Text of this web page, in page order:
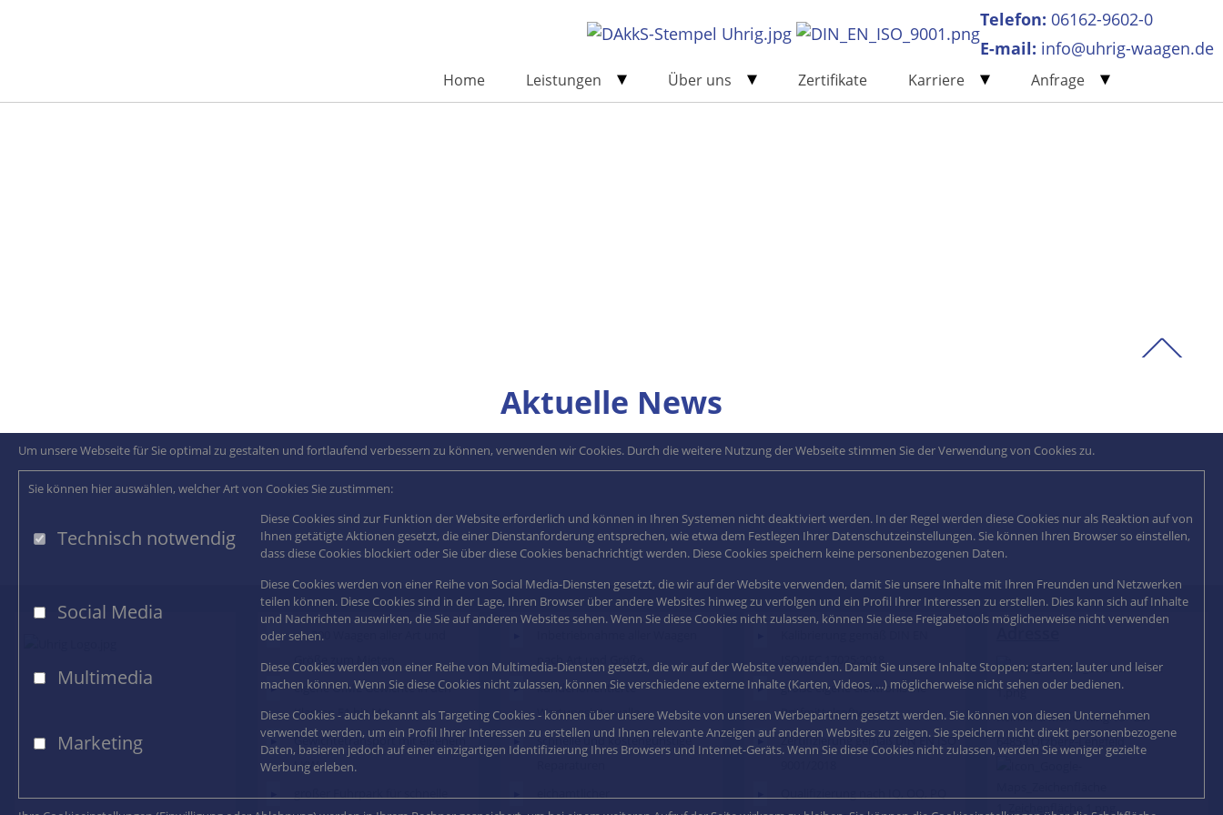
Telefon: 06162-9602-0
E-mail: info@uhrig-waagen.de
Home Leistungen Über uns Zertifikate Karriere Anfrage
Aktuelle News
ca. 300 Waagen aller Art und
Größe zum Mieten
eigene OIML Gewichte in den
Klassen E1 bis M1
Gewichtetransport mit eigenem
LKW
nach Art und Größe
kundenorientierte
Wartungsintervalle
schnelle und kostengünstige
ISO/IEC 17025:2018
große eigene elektronische
Prüfmittelsoftware
Zertifizierung gemäß DIN EN ISO
Adresse
Reinhard Müller Ring 16 - 20
64853 Otzberg-Lengfeld
Um unsere Webseite für Sie optimal zu gestalten und fortlaufend verbessern zu können, verwenden wir Cookies. Durch die weitere Nutzung der Webseite stimmen Sie der Verwendung von Cookies zu.
Sie können hier auswählen, welcher Art von Cookies Sie zustimmen:
Technisch notwendig
Diese Cookies sind zur Funktion der Website erforderlich und können in Ihren Systemen nicht deaktiviert werden. In der Regel werden diese Cookies nur als Reaktion auf von
Ihnen getätigte Aktionen gesetzt, die einer Dienstanforderung entsprechen, wie etwa dem Festlegen Ihrer Datenschutzeinstellungen. Sie können Ihren Browser so einstellen,
dass diese Cookies blockiert oder Sie über diese Cookies benachrichtigt werden. Diese Cookies speichern keine personenbezogenen Daten.
Social Media
Diese Cookies werden von einer Reihe von Social Media-Diensten gesetzt, die wir auf der Website verwenden, damit Sie unsere Inhalte mit Ihren Freunden und Netzwerken
teilen können. Diese Cookies sind in der Lage, Ihren Browser über andere Websites hinweg zu verfolgen und ein Profil Ihrer Interessen zu erstellen. Dies kann sich auf Inhalte
und Nachrichten auswirken, die Sie auf anderen Websites sehen. Wenn Sie diese Cookies nicht zulassen, können Sie diese Freigabetools möglicherweise nicht verwenden
oder sehen.
Multimedia
Diese Cookies werden von einer Reihe von Multimedia-Diensten gesetzt, die wir auf der Website verwenden. Damit Sie unsere Inhalte Stoppen; starten; lauter und leiser
machen können. Wenn Sie diese Cookies nicht zulassen, können Sie verschiedene externe Inhalte (Karten, Videos, ...) möglicherweise nicht sehen oder bedienen.
Marketing
Diese Cookies - auch bekannt als Targeting Cookies - können über unsere Website von unseren Werbepartnern gesetzt werden. Sie können von diesen Unternehmen
verwendet werden, um ein Profil Ihrer Interessen zu erstellen und Ihnen relevante Anzeigen auf anderen Websites zu zeigen. Sie speichern nicht direkt personenbezogene
Daten, basieren jedoch auf einer einzigartigen Identifizierung Ihres Browsers und Internet-Geräts. Wenn Sie diese Cookies nicht zulassen, werden Sie weniger gezielte
Werbung erleben.